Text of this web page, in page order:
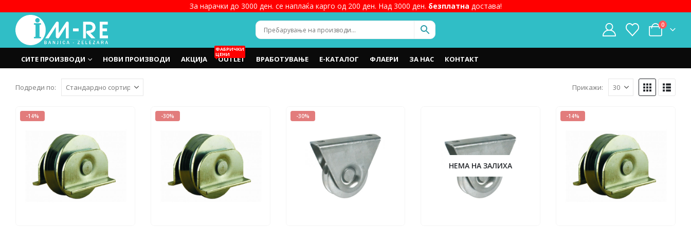
За нарачки до 3000 ден. се наплаќа карго од 200 ден. Над 3000 ден. безплатна достава!
0
СИТЕ ПРОИЗВОДИ НОВИ ПРОИЗВОДИ АКЦИЈА OUTLET
ФАБРИЧКИ
ЦЕНИ
ВРАБОТУВАЊЕ Е-КАТАЛОГ ФЛАЕРИ ЗА НАС КОНТАКТ
Подреди по: Прикажи:
-14% -30% -30%
НЕМА НА ЗАЛИХА
-14%